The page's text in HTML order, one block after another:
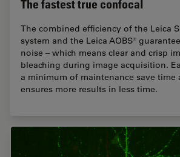
The fastest true confocal
The combined efficiency of the Leica
system and the Leica AOBS®
noise – which means clear and crisp
bleaching during image acquisition.
a minimum of maintenance save time
ensures more results in less time.